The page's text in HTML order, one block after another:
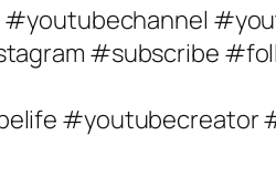
#subscribe
#youtubecreator